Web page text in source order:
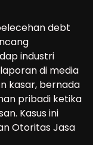
debt
industri
di media
kasar, bernada
pribadi ketika
Kasus ini
Otoritas Jasa